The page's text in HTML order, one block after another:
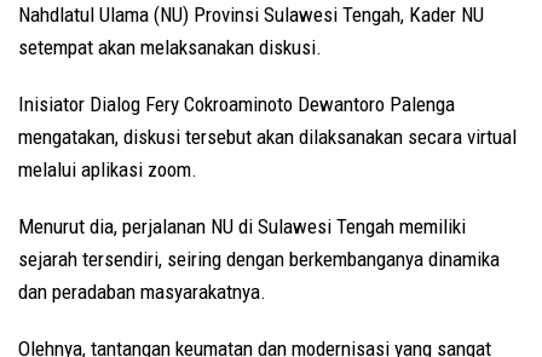
Nahdlatul Ulama (NU) Provinsi Sulawesi Tengah, Kader NU
setempat akan melaksanakan diskusi.
Inisiator Dialog Fery Cokroaminoto Dewantoro Palenga
mengatakan, diskusi tersebut akan dilaksanakan secara virtual
melalui aplikasi zoom.
Menurut dia, perjalanan NU di Sulawesi Tengah memiliki
sejarah tersendiri, seiring dengan berkembanganya dinamika
dan peradaban masyarakatnya.
Olehnya, tantangan keumatan dan modernisasi yang sangat